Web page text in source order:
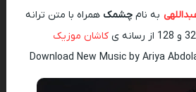
به نامچشمک همراه با متن ترانه
کاشان موزیک
Download New Music by Ariya